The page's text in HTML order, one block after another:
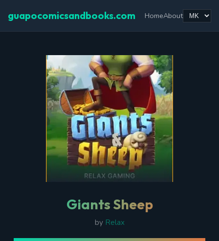
guapocomicsandbooks.com HomeAbout
Giants Sheep
by Relax